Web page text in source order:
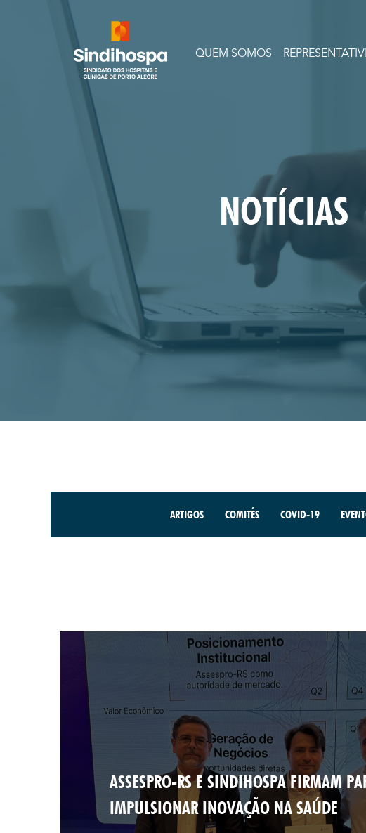
QUEM SOMOS
NOTÍCIAS
ARTIGOS COMITÊS COVID-19
ASSESPRO-RS E SINDIHOSPA FIRMAM
IMPULSIONAR INOVAÇÃO NA SAÚDE